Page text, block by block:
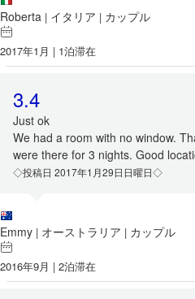
Roberta | イタリア | カップル
2017年1月 | 1泊滞在
3.4
Just ok
We had a room with no window.
were there for 3 nights. Good
◇投稿日 2017年1月29日日曜日◇
Emmy | オーストラリア | カップル
2016年9月 | 2泊滞在